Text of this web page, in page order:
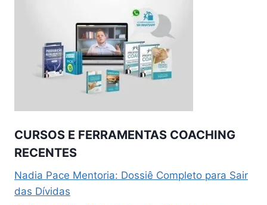
CURSOS E FERRAMENTAS COACHING
RECENTES
Nadia Pace Mentoria: Dossiê Completo para Sair
das Dívidas